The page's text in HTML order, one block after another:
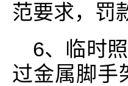
范要求，罚
6、临时
过金属脚手